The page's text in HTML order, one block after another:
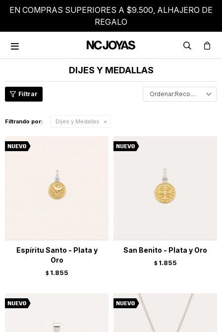
EN COMPRAS SUPERIORES A $9.500, ALHAJERO DE
REGALO

DIJES Y MEDALLAS
Recomendados
Filtrando por: Dijes y Medallas
Espíritu Santo - Plata y
Oro
$ 1.855
San Benito - Plata y Oro
$ 1.855